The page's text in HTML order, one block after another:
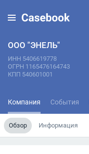
ООО "ЭНЕЛЬ"
ИНН 5406619778
ОГРН 1165476164743
КПП 540601001
Компания События
Обзор Информация